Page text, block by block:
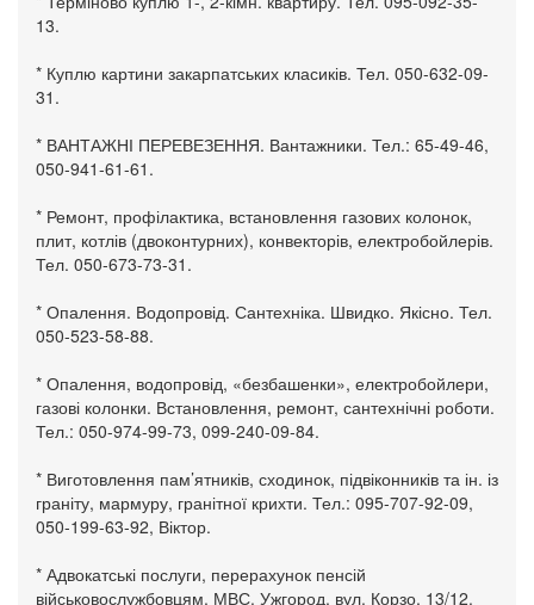
13.
* Куплю картини закарпатських класиків. Тел. 050-632-09-
31.
* ВАНТАЖНІ ПЕРЕВЕЗЕННЯ. Вантажники. Тел.: 65-49-46,
050-941-61-61.
* Ремонт, профілактика, встановлення газових колонок,
плит, котлів (двоконтурних), конвекторів, електробойлерів.
Тел. 050-673-73-31.
* Опалення. Водопровід. Сантехніка. Швидко. Якісно. Тел.
050-523-58-88.
* Опалення, водопровід, «безбашенки», електробойлери,
газові колонки. Встановлення, ремонт, сантехнічні роботи.
Тел.: 050-974-99-73, 099-240-09-84.
* Виготовлення пам’ятників, сходинок, підвіконників та ін. із
граніту, мармуру, гранітної крихти. Тел.: 095-707-92-09,
050-199-63-92, Віктор.
* Адвокатські послуги, перерахунок пенсій
військовослужбовцям, МВС. Ужгород, вул. Корзо, 13/12.